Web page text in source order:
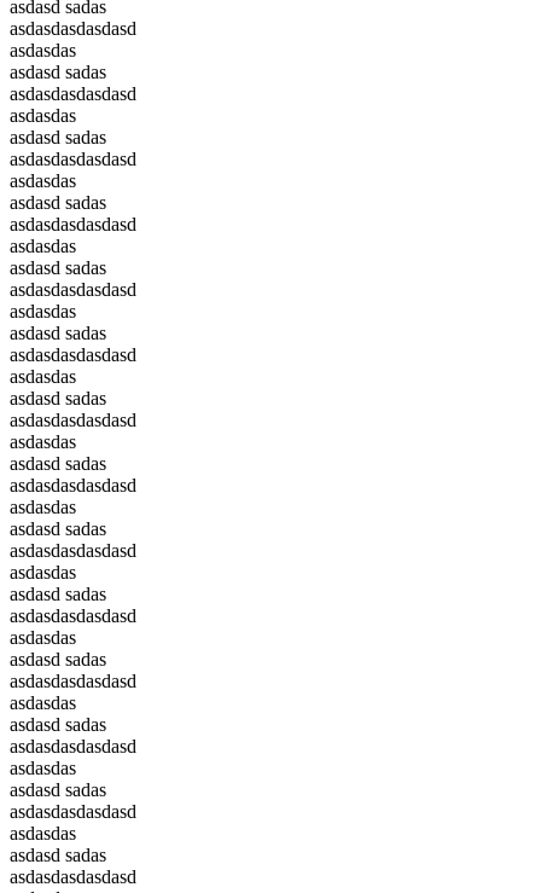
asdasd sadas
asdasdasdasdasd
asdasdas
asdasd sadas
asdasdasdasdasd
asdasdas
asdasd sadas
asdasdasdasdasd
asdasdas
asdasd sadas
asdasdasdasdasd
asdasdas
asdasd sadas
asdasdasdasdasd
asdasdas
asdasd sadas
asdasdasdasdasd
asdasdas
asdasd sadas
asdasdasdasdasd
asdasdas
asdasd sadas
asdasdasdasdasd
asdasdas
asdasd sadas
asdasdasdasdasd
asdasdas
asdasd sadas
asdasdasdasdasd
asdasdas
asdasd sadas
asdasdasdasdasd
asdasdas
asdasd sadas
asdasdasdasdasd
asdasdas
asdasd sadas
asdasdasdasdasd
asdasdas
asdasd sadas
asdasdasdasdasd